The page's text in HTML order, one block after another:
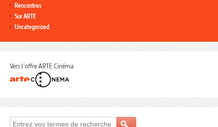
Rencontres
Sur ARTE
Uncategorized
Vers l'offre ARTE Cinéma